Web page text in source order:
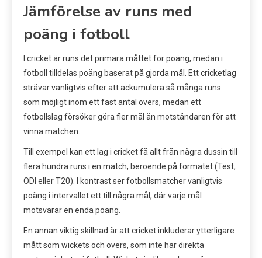
Jämförelse av runs med
poäng i fotboll
I cricket är runs det primära måttet för poäng, medan i
fotboll tilldelas poäng baserat på gjorda mål. Ett cricketlag
strävar vanligtvis efter att ackumulera så många runs
som möjligt inom ett fast antal overs, medan ett
fotbollslag försöker göra fler mål än motståndaren för att
vinna matchen.
Till exempel kan ett lag i cricket få allt från några dussin till
flera hundra runs i en match, beroende på formatet (Test,
ODI eller T20). I kontrast ser fotbollsmatcher vanligtvis
poäng i intervallet ett till några mål, där varje mål
motsvarar en enda poäng.
En annan viktig skillnad är att cricket inkluderar ytterligare
mått som wickets och overs, som inte har direkta